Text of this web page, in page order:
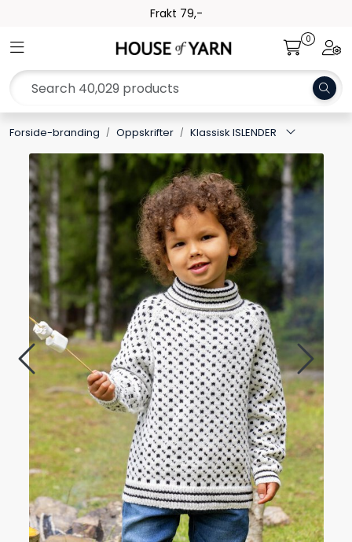
Frakt 79,-
Toggle navigation 0
Forside-branding Oppskrifter Klassisk ISLENDER
Pattern
Collections
Needles and Accessories
Gift Card
Outlet